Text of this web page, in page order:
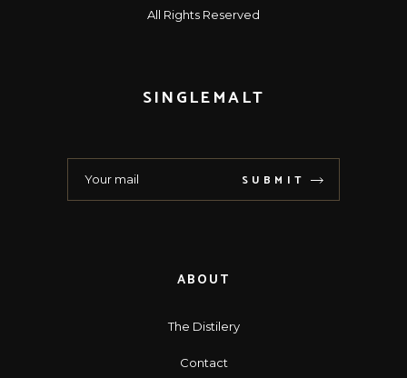
All Rights Reserved
SINGLEMALT
SUBMIT
ABOUT
The Distilery
Contact